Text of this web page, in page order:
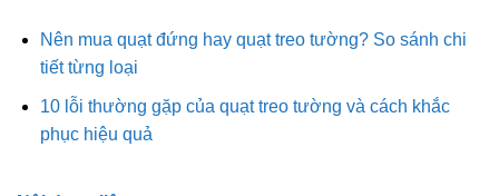
Nên mua quạt đứng hay quạt treo tường? So sánh chi
tiết từng loại
10 lỗi thường gặp của quạt treo tường và cách khắc
phục hiệu quả